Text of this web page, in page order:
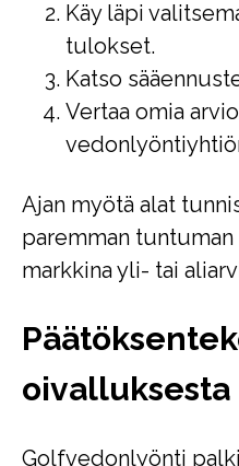
Käy läpi
tulokset.
Katso
Vertaa omia
Ajan myötä alat
paremman
markkina yli- tai
oivalluksesta
Golfvedonlyönti